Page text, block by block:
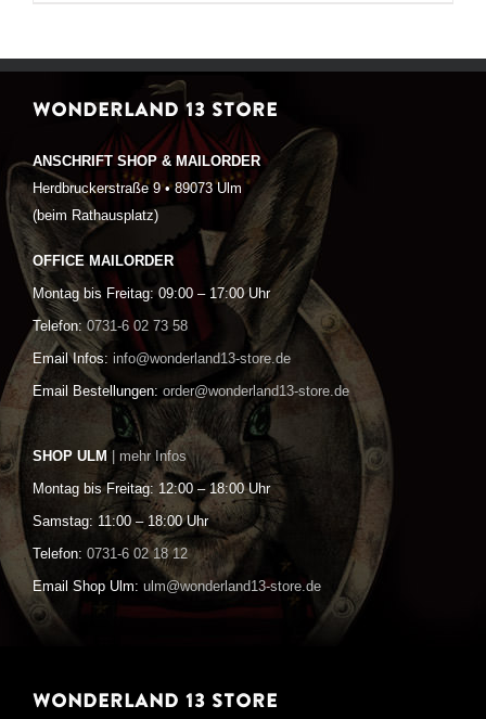
WONDERLAND 13 STORE
ANSCHRIFT SHOP & MAILORDER
Herdbruckerstraße 9 • 89073 Ulm
(beim Rathausplatz)
OFFICE MAILORDER
Montag bis Freitag: 09:00 – 17:00 Uhr
Telefon: 0731-6 02 73 58
Email Infos: info@wonderland13-store.de
Email Bestellungen: order@wonderland13-store.de
SHOP ULM | mehr Infos
Montag bis Freitag: 12:00 – 18:00 Uhr
Samstag: 11:00 – 18:00 Uhr
Telefon: 0731-6 02 18 12
Email Shop Ulm: ulm@wonderland13-store.de
WONDERLAND 13 STORE